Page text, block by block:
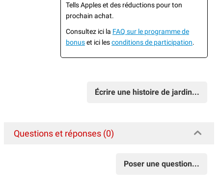
Tells Apples et des réductions pour ton
prochain achat.
Consultez ici la FAQ sur le programme de
bonuset ici lesconditions de participation.
Écrire une histoire de jardin...
Questions et réponses (0)
Poser une question...